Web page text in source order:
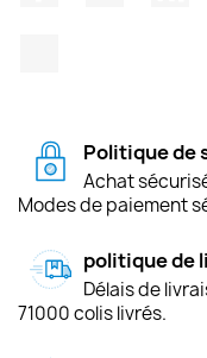
Politique de
Achat
Modes de paiement
politique de
Délais de
71000 colis livrés.